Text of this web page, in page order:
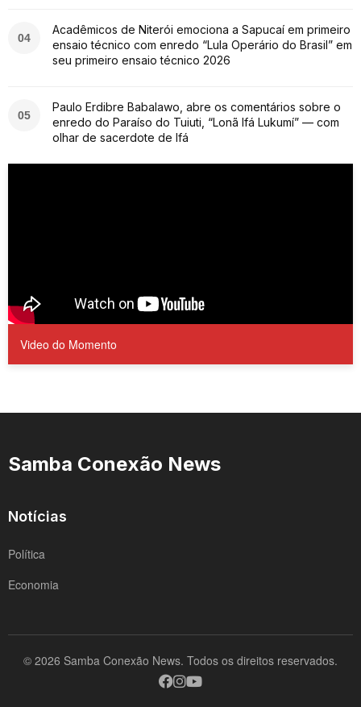
04
Acadêmicos de Niterói emociona a Sapucaí em primeiro
ensaio técnico com enredo “Lula Operário do Brasil” em
seu primeiro ensaio técnico 2026
05
Paulo Erdibre Babalawo, abre os comentários sobre o
enredo do Paraíso do Tuiuti, “Lonã Ifá Lukumí” — com
olhar de sacerdote de Ifá
Video do Momento
Samba Conexão News
Notícias
Política
Economia
© 2026 Samba Conexão News. Todos os direitos reservados.